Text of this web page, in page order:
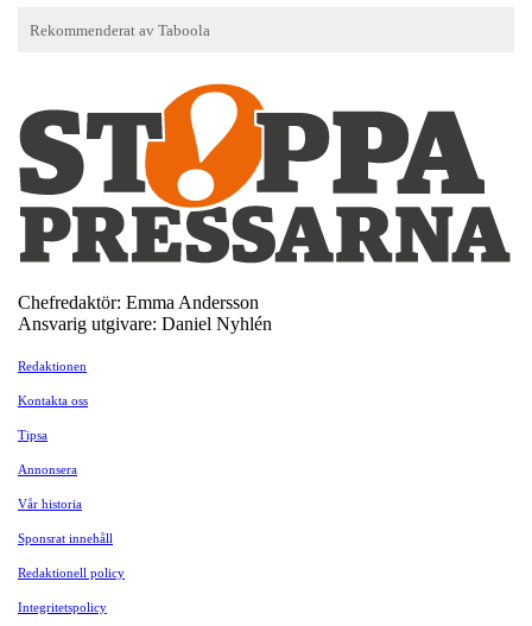
Chefredaktör: Emma Andersson
Ansvarig utgivare: Daniel Nyhlén
Redaktionen
Kontakta oss
Tipsa
Annonsera
Vår historia
Sponsrat innehåll
Redaktionell policy
Integritetspolicy